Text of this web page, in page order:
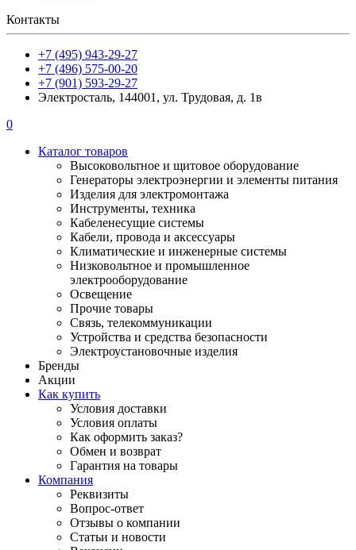
Контакты
+7 (495) 943-29-27
+7 (496) 575-00-20
+7 (901) 593-29-27
Электросталь, 144001, ул. Трудовая, д. 1в
0
Каталог товаров
Высоковольтное и щитовое оборудование
Генераторы электроэнергии и элементы питания
Изделия для электромонтажа
Инструменты, техника
Кабеленесущие системы
Кабели, провода и аксессуары
Климатические и инженерные системы
Низковольтное и промышленное
электрооборудование
Освещение
Прочие товары
Связь, телекоммуникации
Устройства и средства безопасности
Электроустановочные изделия
Бренды
Акции
Как купить
Условия доставки
Условия оплаты
Как оформить заказ?
Обмен и возврат
Гарантия на товары
Компания
Реквизиты
Вопрос-ответ
Отзывы о компании
Статьи и новости